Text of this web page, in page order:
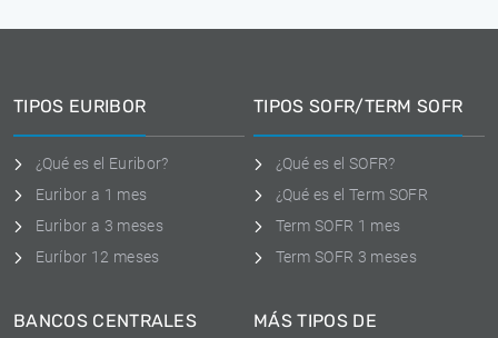
TIPOS EURIBOR
¿Qué es el Euribor?
Euribor a 1 mes
Euribor a 3 meses
Euríbor 12 meses
TIPOS SOFR/TERM SOFR
¿Qué es el SOFR?
¿Qué es el Term SOFR
Term SOFR 1 mes
Term SOFR 3 meses
BANCOS CENTRALES
MÁS TIPOS DE